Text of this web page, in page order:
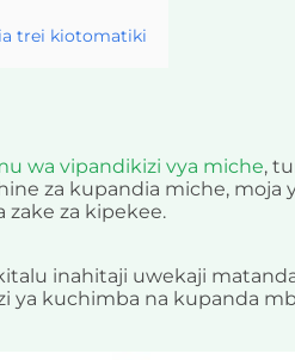
trei kiotomatiki
wa vipandikizi vya miche,
za kupandia miche,
zake za kipekee.
inahitaji uwekaji
ya kuchimba na kupanda